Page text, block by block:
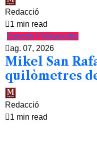
Redacció
1 min read
Esports Poliesportiu
ag. 07, 2026
Mikel San
quilòmetres
Redacció
1 min read